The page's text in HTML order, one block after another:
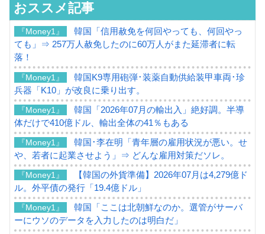
おススメ記事
『Money1』
韓国「信用赦免を何回やっても、何回やっ
ても」⇒ 257万人赦免したのに60万人がまた延滞者に転
落！
『Money1』
韓国K9専用砲弾･装薬自動供給装甲車両･珍
兵器「K10」が改良に乗り出す。
『Money1』
韓国「2026年07月の輸出入」絶好調。半導
体だけで410億ドル、輸出全体の41％もある
『Money1』
韓国･李在明「青年層の雇用状況が悪い。せ
や、若者に起業させよう」⇒ どんな雇用対策だソレ。
『Money1』
【韓国の外貨準備】2026年07月は4,279億ド
ル。外平債の発行「19.4億ドル」
『Money1』
韓国「ここは北朝鮮なのか。選管がサーバ
ーにウソのデータを入力したのは明白だ」